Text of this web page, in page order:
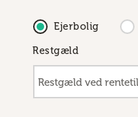
Ejerbolig
Restgæld